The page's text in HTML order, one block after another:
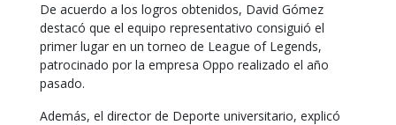
De acuerdo a los logros obtenidos, David Gómez
destacó que el equipo representativo consiguió el
primer lugar en un torneo de League of Legends,
patrocinado por la empresa Oppo realizado el año
pasado.
Además, el director de Deporte universitario, explicó